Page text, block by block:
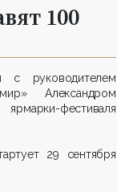
100
с руководителем
Александром
фестиваля
29 сентября